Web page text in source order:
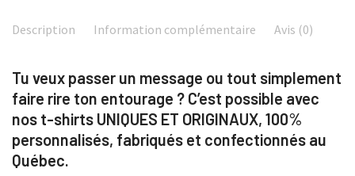
Description Information complémentaire Avis (0)
Tu veux passer un message ou tout simplement
faire rire ton entourage ? C’est possible avec
nos t-shirts UNIQUES ET ORIGINAUX, 100%
personnalisés, fabriqués et confectionnés au
Québec.